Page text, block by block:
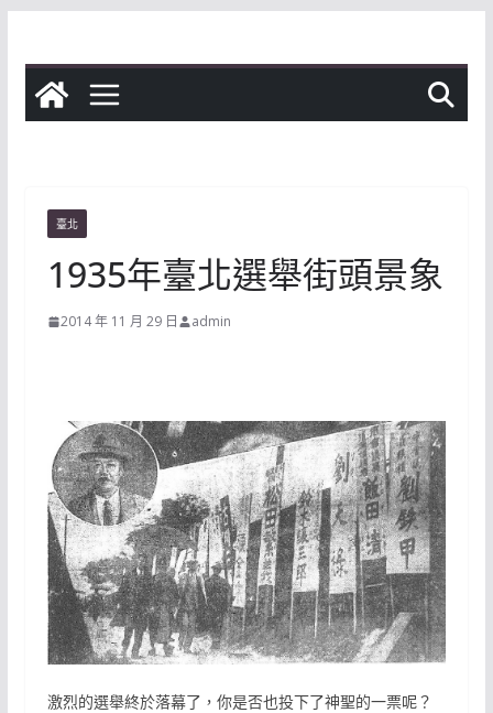
content
臺北
1935年臺北選舉街頭景象
2014 年 11 月 29 日 admin
激烈的選舉終於落幕了，你是否也投下了神聖的一票呢？